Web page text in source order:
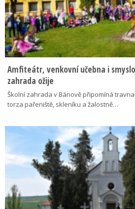
Amfiteátr, venkovní učebna i
zahrada ožije
Školní zahrada v Bánově připomíná
torza pařeniště, skleníku a žalostně…